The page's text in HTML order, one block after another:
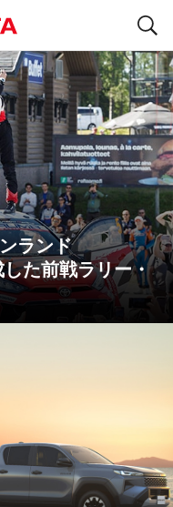
ランド
た前戦ラリー・